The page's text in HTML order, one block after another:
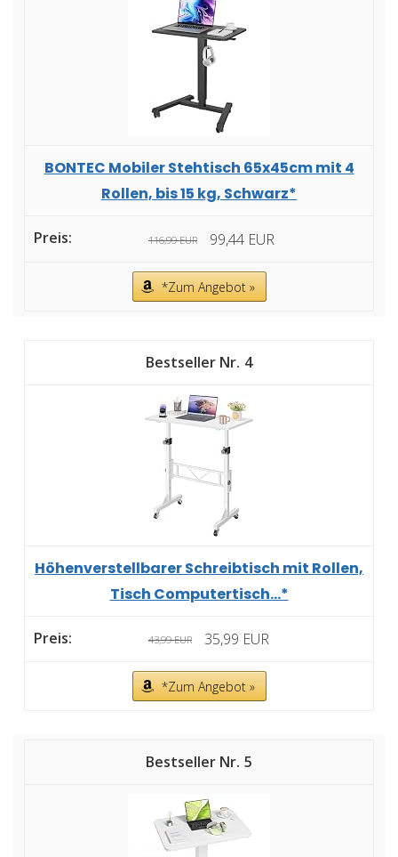
BONTEC Mobiler Stehtisch 65x45cm mit 4
Rollen, bis 15 kg, Schwarz*
116,99 EUR 99,44 EUR
*Zum Angebot »
4
Höhenverstellbarer Schreibtisch mit Rollen,
Tisch Computertisch...*
43,99 EUR 35,99 EUR
*Zum Angebot »
5